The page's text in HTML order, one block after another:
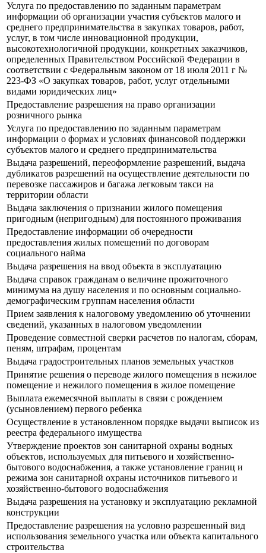
Услуга по предоставлению по заданным параметрам
информации об организации участия субъектов малого и
среднего предпринимательства в закупках товаров, работ,
услуг, в том числе инновационной продукции,
высокотехнологичной продукции, конкретных заказчиков,
определенных Правительством Российской Федерации в
соответствии с Федеральным законом от 18 июля 2011 г №
223-ФЗ «О закупках товаров, работ, услуг отдельными
видами юридических лиц»
Предоставление разрешения на право организации
розничного рынка
Услуга по предоставлению по заданным параметрам
информации о формах и условиях финансовой поддержки
субъектов малого и среднего предпринимательства
Выдача разрешений, переоформление разрешений, выдача
дубликатов разрешений на осуществление деятельности по
перевозке пассажиров и багажа легковым такси на
территории области
Выдача заключения о признании жилого помещения
пригодным (непригодным) для постоянного проживания
Предоставление информации об очередности
предоставления жилых помещений по договорам
социального найма
Выдача разрешения на ввод объекта в эксплуатацию
Выдача справок гражданам о величине прожиточного
минимума на душу населения и по основным социально-
демографическим группам населения области
Прием заявления к налоговому уведомлению об уточнении
сведений, указанных в налоговом уведомлении
Проведение совместной сверки расчетов по налогам, сборам,
пеням, штрафам, процентам
Выдача градостроительных планов земельных участков
Принятие решения о переводе жилого помещения в нежилое
помещение и нежилого помещения в жилое помещение
Выплата ежемесячной выплаты в связи с рождением
(усыновлением) первого ребенка
Осуществление в установленном порядке выдачи выписок из
реестра федерального имущества
Утверждение проектов зон санитарной охраны водных
объектов, используемых для питьевого и хозяйственно-
бытового водоснабжения, а также установление границ и
режима зон санитарной охраны источников питьевого и
хозяйственно-бытового водоснабжения
Выдача разрешения на установку и эксплуатацию рекламной
конструкции
Предоставление разрешения на условно разрешенный вид
использования земельного участка или объекта капитального
строительства